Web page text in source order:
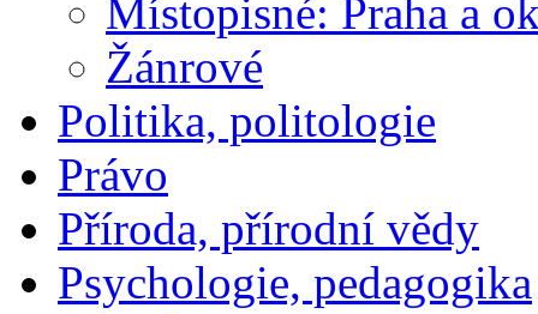
Místopisné: Praha a
Žánrové
Politika, politologie
Právo
Příroda, přírodní vědy
Psychologie, pedagogika